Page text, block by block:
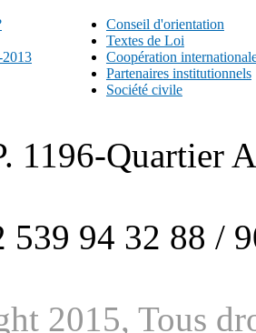
2013
Conseil d'orientation
Textes de Loi
Coopération
Partenaires institutionnels
Société civile
1196-Quartier
539 94 32 88 /
2015, Tous